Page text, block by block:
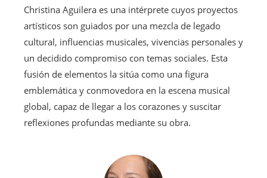
Christina Aguilera es una intérprete cuyos proyectos
artísticos son guiados por una mezcla de legado
cultural, influencias musicales, vivencias personales y
un decidido compromiso con temas sociales. Esta
fusión de elementos la sitúa como una figura
emblemática y conmovedora en la escena musical
global, capaz de llegar a los corazones y suscitar
reflexiones profundas mediante su obra.